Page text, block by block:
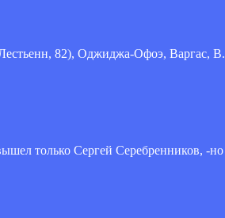
82), Оджиджа-Офоэ, Варгас,
только Сергей Серебренников, -